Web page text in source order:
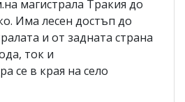
магистрала Тракия до
Има лесен достъп до
и от задната страна
ток и
се в края на село